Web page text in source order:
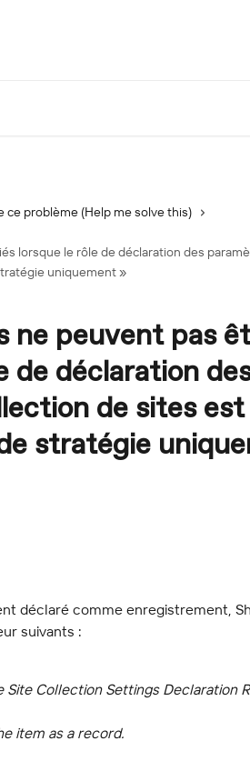
ce problème (Help me solve this)
lorsque le rôle de déclaration des
uniquement »
ne peuvent pas
de déclaration
de sites est
stratégie
déclaré comme enregistrement,
suivants :
Collection Settings Declaration
item as a record.